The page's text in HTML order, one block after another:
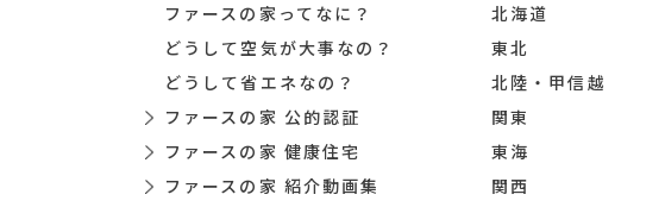
ファースの家ってなに？
どうして空気が大事なの？
どうして省エネなの？
ファースの家 公的認証
ファースの家 健康住宅
ファースの家 紹介動画集
北海道
東北
北陸・甲信越
関東
東海
関西